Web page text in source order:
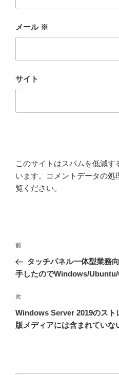
メール ※
サイト
このサイトはスパムを低減す
います。
コメントデータの処
覧ください。
投
ナ
ゲ
ー
シ
前
の
投
前
タッチパネル一体型業務
手したのでWindows/
次
の
投
次
Windows Server 2019のスト
版メディアには含まれていな